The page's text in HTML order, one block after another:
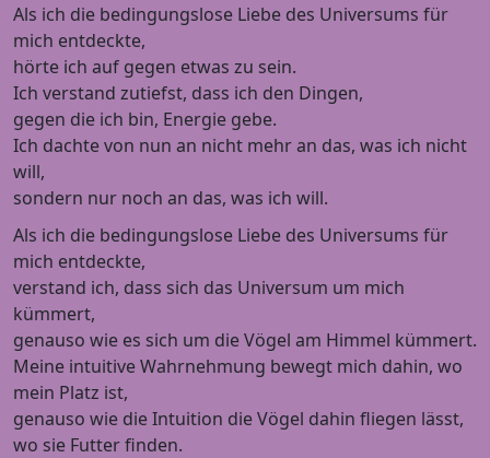
Als ich die bedingungslose Liebe des Universums für
mich entdeckte,
hörte ich auf gegen etwas zu sein.
Ich verstand zutiefst, dass ich den Dingen,
gegen die ich bin, Energie gebe.
Ich dachte von nun an nicht mehr an das, was ich nicht
will,
sondern nur noch an das, was ich will.
Als ich die bedingungslose Liebe des Universums für
mich entdeckte,
verstand ich, dass sich das Universum um mich
kümmert,
genauso wie es sich um die Vögel am Himmel kümmert.
Meine intuitive Wahrnehmung bewegt mich dahin, wo
mein Platz ist,
genauso wie die Intuition die Vögel dahin fliegen lässt,
wo sie Futter finden.